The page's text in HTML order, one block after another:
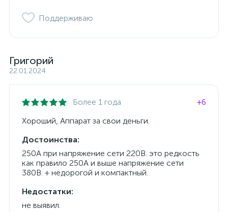
Поддерживаю
Григорий
22.01.2024
Более 1 года
+6
Хороший, Аппарат за свои деньги.
Достоинства:
250А при напряжение сети 220В. это редкость
как правило 250А и выше напряжение сети
380В. + недорогой и компактный.
Недостатки:
не выявил.